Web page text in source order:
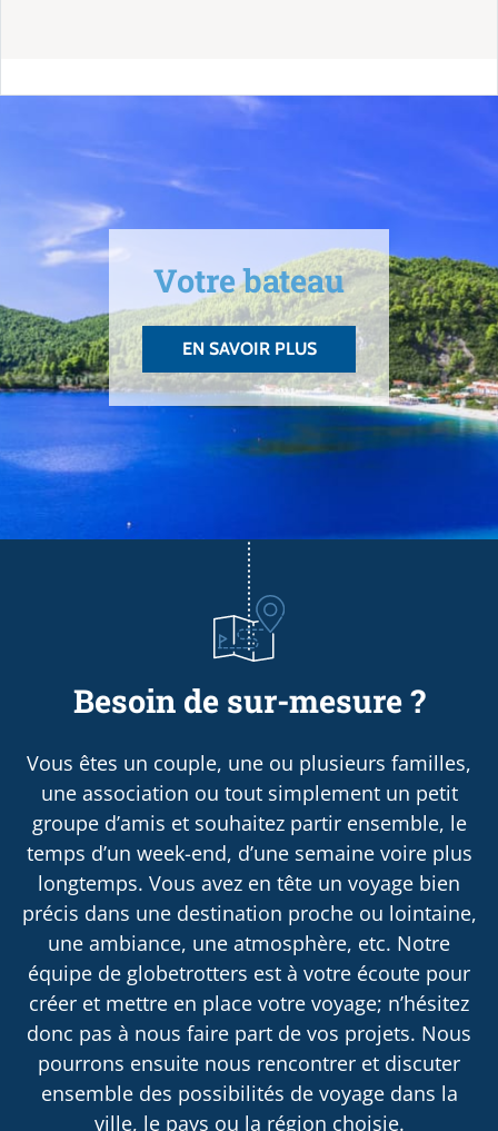
Votre bateau
EN SAVOIR PLUS
Besoin de sur-mesure ?
Vous êtes un couple, une ou plusieurs familles,
une association ou tout simplement un petit
groupe d’amis et souhaitez partir ensemble, le
temps d’un week-end, d’une semaine voire plus
longtemps. Vous avez en tête un voyage bien
précis dans une destination proche ou lointaine,
une ambiance, une atmosphère, etc. Notre
équipe de globetrotters est à votre écoute pour
créer et mettre en place votre voyage; n’hésitez
donc pas à nous faire part de vos projets. Nous
pourrons ensuite nous rencontrer et discuter
ensemble des possibilités de voyage dans la
ville, le pays ou la région choisie.